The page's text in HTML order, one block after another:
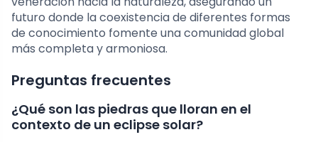
futuro donde la coexistencia de diferentes formas
de conocimiento fomente una comunidad global
más completa y armoniosa.
Preguntas frecuentes
¿Qué son las piedras que lloran en el
contexto de un eclipse solar?